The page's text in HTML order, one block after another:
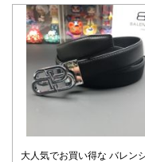
大人気でお買い得な バレン